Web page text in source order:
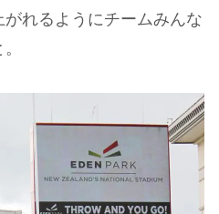
れるようにチームみんな